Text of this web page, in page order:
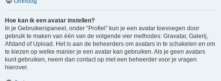
Hoe kan ik een avatar instellen?
In je Gebruikerspaneel, onder “Profiel” kun je een avatar toevoegen door
gebruik te maken van één van de volgende vier methodes: Gravatar, Galerij,
Afstand of Upload. Het is aan de beheerders om avatars in te schakelen en om
te kiezen op welke manier je een avatar kan gebruiken. Als je geen avatars
kunt gebruiken, neem dan contact op met een beheerder voor je vragen
hierover.